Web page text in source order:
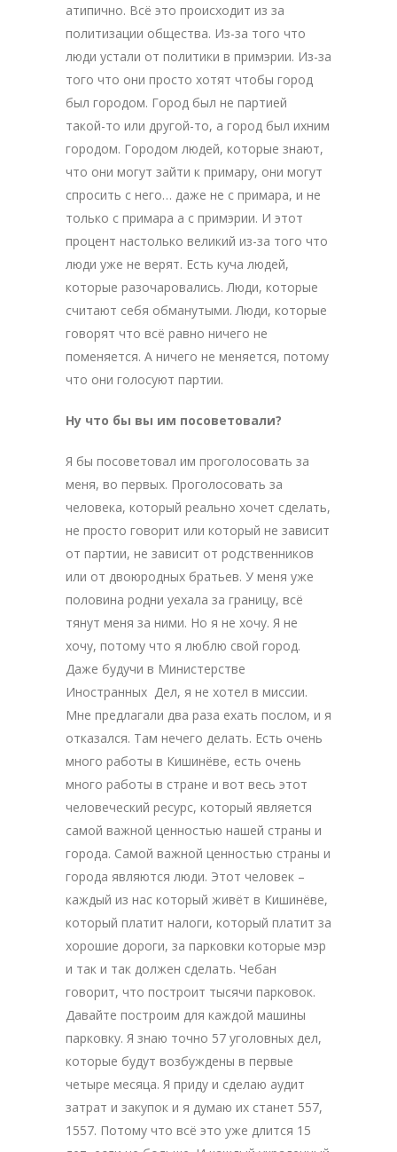
атипично. Всё это происходит из за
политизации общества. Из-за того что
люди устали от политики в примэрии. Из-за
того что они просто хотят чтобы город
был городом. Город был не партией
такой-то или другой-то, а город был ихним
городом. Городом людей, которые знают,
что они могут зайти к примару, они могут
спросить с него… даже не с примара, и не
только с примара а с примэрии. И этот
процент настолько великий из-за того что
люди уже не верят. Есть куча людей,
которые разочаровались. Люди, которые
считают себя обманутыми. Люди, которые
говорят что всё равно ничего не
поменяется. А ничего не меняется, потому
что они голосуют партии.
Ну что бы вы им посоветовали?
Я бы посоветовал им проголосовать за
меня, во первых. Проголосовать за
человека, который реально хочет сделать,
не просто говорит или который не зависит
от партии, не зависит от родственников
или от двоюродных братьев. У меня уже
половина родни уехала за границу, всё
тянут меня за ними. Но я не хочу. Я не
хочу, потому что я люблю свой город.
Даже будучи в Министерстве
Иностранных Дел, я не хотел в миссии.
Мне предлагали два раза ехать послом, и я
отказался. Там нечего делать. Есть очень
много работы в Кишинёве, есть очень
много работы в стране и вот весь этот
человеческий ресурс, который является
самой важной ценностью нашей страны и
города. Самой важной ценностью страны и
города являются люди. Этот человек –
каждый из нас который живёт в Кишинёве,
который платит налоги, который платит за
хорошие дороги, за парковки которые мэр
и так и так должен сделать. Чебан
говорит, что построит тысячи парковок.
Давайте построим для каждой машины
парковку. Я знаю точно 57 уголовных дел,
которые будут возбуждены в первые
четыре месяца. Я приду и сделаю аудит
затрат и закупок и я думаю их станет 557,
1557. Потому что всё это уже длится 15